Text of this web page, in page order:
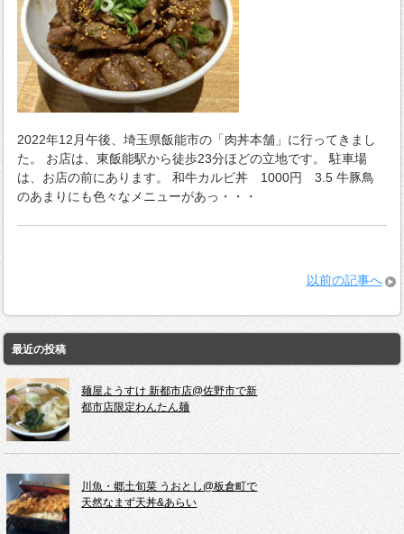
2022年12月午後、埼玉県飯能市の「肉丼本舗」に行ってきまし
た。 お店は、東飯能駅から徒歩23分ほどの立地です。 駐車場
は、お店の前にあります。 和牛カルビ丼 1000円 3.5 牛豚鳥
のあまりにも色々なメニューがあっ・・・
以前の記事へ
最近の投稿
麺屋ようすけ 新都市店@佐野市で新
都市店限定わんたん麺
川魚・郷土旬菜 うおとし@板倉町で
天然なまず天丼&あらい